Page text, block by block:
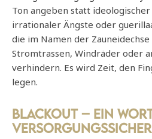
Ton angeben statt
irrationaler Ängste oder
die im Namen der
Stromtrassen, Windräder oder
verhindern. Es wird Zeit, den
legen.
Blackout – Ein